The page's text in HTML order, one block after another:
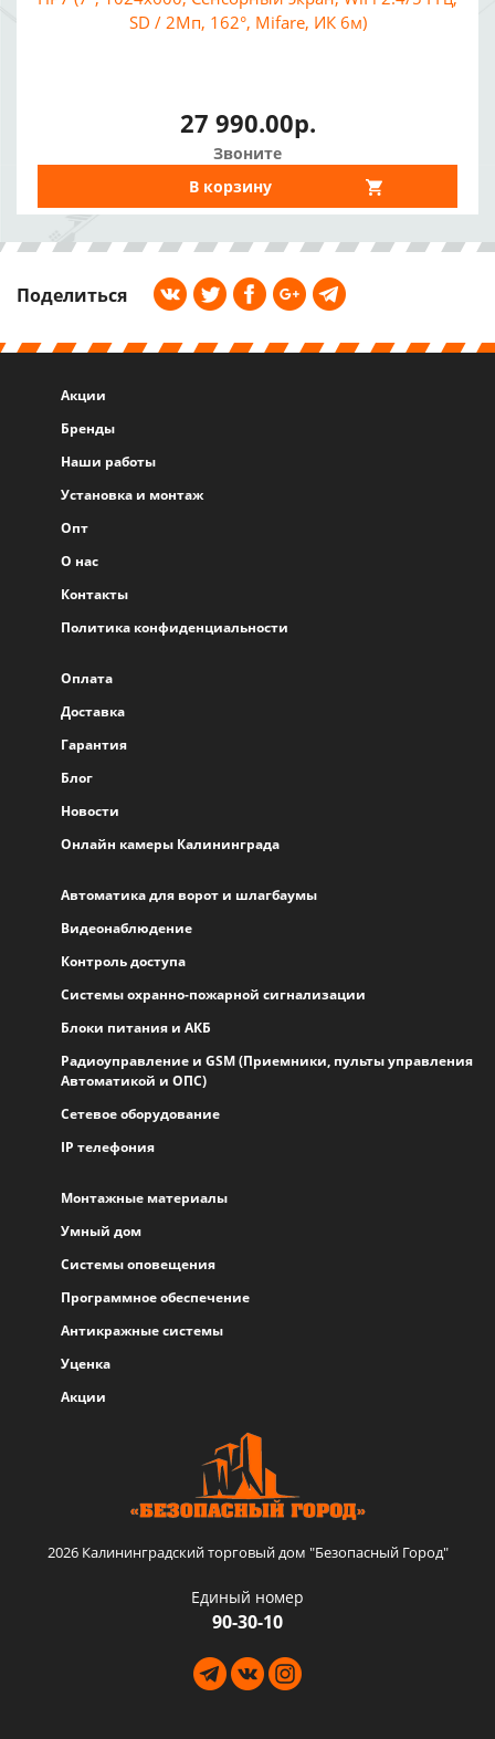
SD / 2Мп, 162°, Mifare, ИК 6м)
27 990.00р.
Звоните
В корзину
Поделиться
Акции
Бренды
Наши работы
Установка и монтаж
Опт
О нас
Контакты
Политика конфиденциальности
Оплата
Доставка
Гарантия
Блог
Новости
Онлайн камеры Калининграда
Автоматика для ворот и шлагбаумы
Видеонаблюдение
Контроль доступа
Системы охранно-пожарной сигнализации
Блоки питания и АКБ
Радиоуправление и GSM (Приемники, пульты управления
Автоматикой и ОПС)
Сетевое оборудование
IP телефония
Монтажные материалы
Умный дом
Системы оповещения
Программное обеспечение
Антикражные системы
Уценка
Акции
2026 Калининградский торговый дом "Безопасный Город"
Единый номер
90-30-10